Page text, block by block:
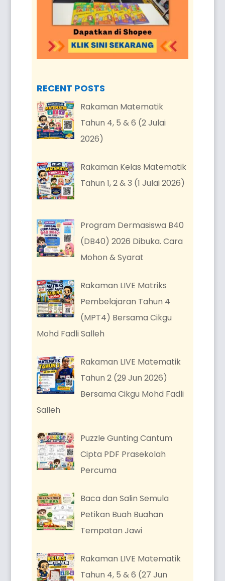
RECENT POSTS
Rakaman Matematik
Tahun 4, 5 & 6 (2 Julai
2026)
Rakaman Kelas Matematik
Tahun 1, 2 & 3 (1 Julai 2026)
Program Dermasiswa B40
(DB40) 2026 Dibuka. Cara
Mohon & Syarat
Rakaman LIVE Matriks
Pembelajaran Tahun 4
(MPT4) Bersama Cikgu
Mohd Fadli Salleh
Rakaman LIVE Matematik
Tahun 2 (29 Jun 2026)
Bersama Cikgu Mohd Fadli
Salleh
Puzzle Gunting Cantum
Cipta PDF Prasekolah
Percuma
Baca dan Salin Semula
Petikan Buah Buahan
Tempatan Jawi
Rakaman LIVE Matematik
Tahun 4, 5 & 6 (27 Jun